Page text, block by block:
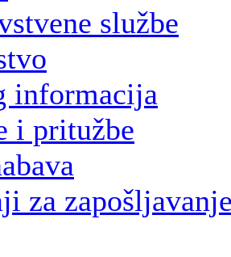
službe
informacija
i pritužbe
za